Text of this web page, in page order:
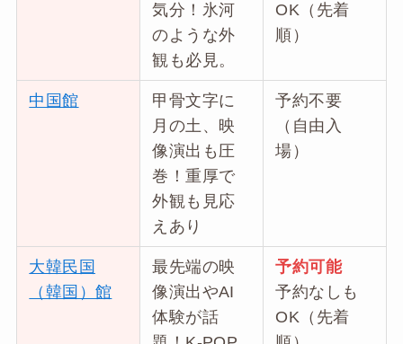
気分！氷河
のような外
観も必見。
OK（先着
順）
中国館
甲骨文字に
月の土、映
像演出も圧
巻！重厚で
外観も見応
えあり
予約不要
（自由入
場）
大韓民国
（韓国）館
最先端の映
像演出やAI
体験が話
予約可能
予約なしも
OK（先着